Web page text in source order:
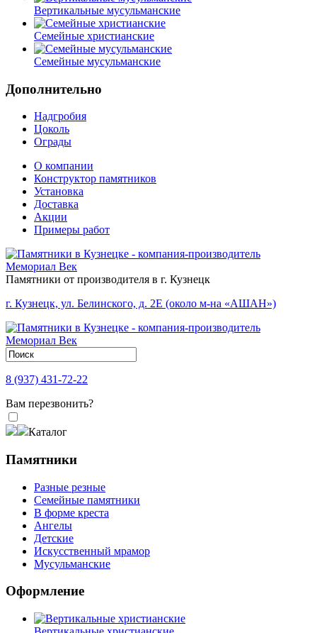
Вертикальные мусульманские
Семейные христианские
Семейные мусульманские
Дополнительно
Надгробия
Цоколь
Ограды
О компании
Конструктор памятников
Установка
Доставка
Акции
Примеры работ
Памятники от производителя в г. Кузнецк
г. Кузнецк, ул. Белинского, д. 2Е (около м-на «АШАН»)
8 (937) 431-72-22
Вам перезвонить?
Каталог
Памятники
Разные резные
Семейные памятники
В форме креста
Ангелы
Детские
Искусственный мрамор
Мусульманские
Оформление